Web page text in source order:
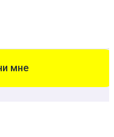
мне